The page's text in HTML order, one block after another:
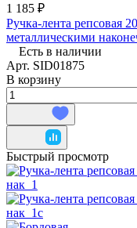
1 185 ₽
Ручка-лента репсовая
металлическими
Есть в наличии
Арт. SID01875
В корзину
Быстрый просмотр